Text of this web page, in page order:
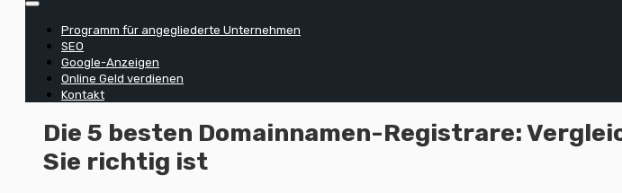
Programm für angegliederte Unternehmen
SEO
Google-Anzeigen
Online Geld verdienen
Kontakt
Die 5 besten Domainnamen-Registrare:
Sie richtig ist